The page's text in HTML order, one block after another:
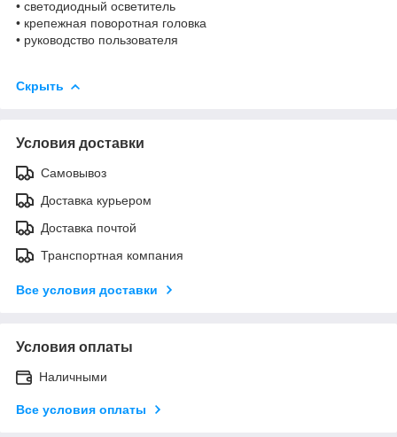
• светодиодный осветитель
• крепежная поворотная головка
• руководство пользователя
Скрыть
Условия доставки
Самовывоз
Доставка курьером
Доставка почтой
Транспортная компания
Все условия доставки
Условия оплаты
Наличными
Все условия оплаты